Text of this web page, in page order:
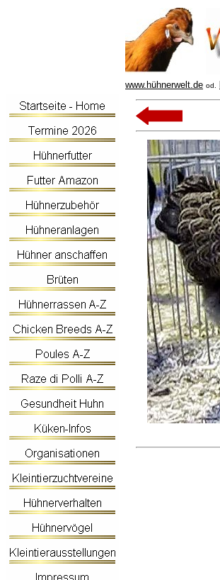
www.hühnerwelt.de od.